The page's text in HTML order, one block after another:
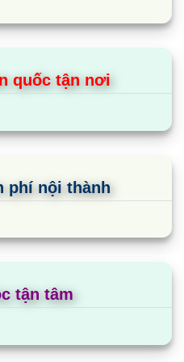
nay trên các dòng máy
nhiều ưu điểm như: làm
gây nên hiệu ứng nhà
quốc tận nơi
phí nội thành
tận tâm